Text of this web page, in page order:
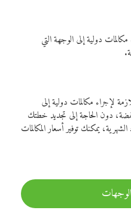
إجراء مكالمات دولية إلى الوجهة التي
لإجراء مكالمات دولية إلى
دون الحاجة إلى تجديد خطتك
يمكنك توفير أسعار المكالمات